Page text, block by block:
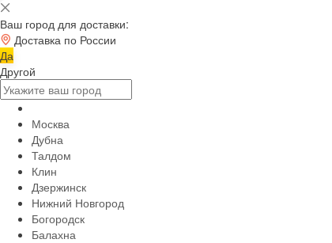
Ваш город для доставки:
Доставка по России
Да
Другой
Москва
Дубна
Талдом
Клин
Дзержинск
Нижний Новгород
Богородск
Балахна